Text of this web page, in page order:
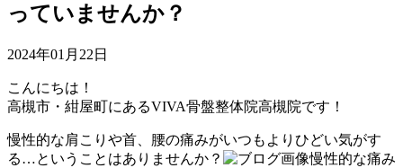
っていませんか？
2024年01月22日
こんにちは！
高槻市・紺屋町にあるVIVA骨盤整体院高槻院です！
慢性的な肩こりや首、腰の痛みがいつもよりひどい気がす
る…ということはありませんか？
慢性的な痛み